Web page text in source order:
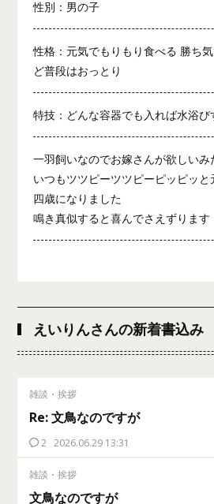
性別：男の子
性格：元気でもりもり食べる 勝ち
ど普段はおっとり
特技：どんな容器でも入れば水浴び
一羽飼いなのでお嫁さんが欲しいみ
いつもツツピーツツピーピッピッ
四歳になりました
鳴き真似すると喜んでさえずります
えいりんさんの新着書込み
雑談・挨拶
Re: 文鳥なのですが
2 2026.06.29 13:31
雑談・挨拶
文鳥なのですが